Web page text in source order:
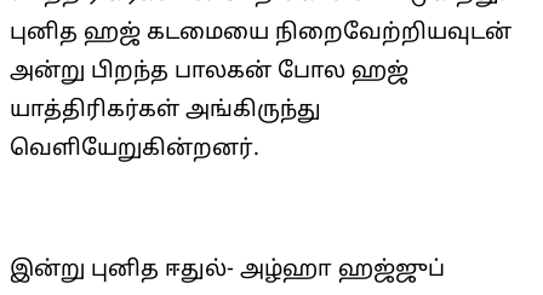
புனித ஹஜ் கடமையை நிறைவேற்றியவுடன்
அன்று பிறந்த பாலகன் போல ஹஜ்
யாத்திரிகர்கள் அங்கிருந்து
வெளியேறுகின்றனர்.
இன்று புனித ஈதுல்- அழ்ஹா ஹஜ்ஜுப்